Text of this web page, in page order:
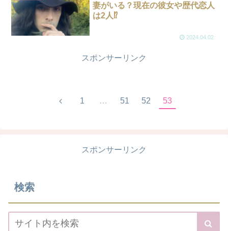
妻がいる？現在の彼女や歴代恋人
は2人⁉︎
2024.04.02
スポンサーリンク
1 … 51 52 53
スポンサーリンク
検索